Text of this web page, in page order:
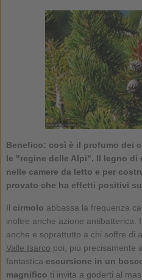
Benefico: così è il profumo dei
le "regine delle Alpi". Il legno
nelle camere da letto e per
provato che ha effetti positivi
Il cirmolo abbassa la frequenza
inoltre anche azione antibatterica.
anche e soprattutto a chi soffre di
Valle Isarco poi, più precisamente
fantastica escursione in un
magnifico ti invita a goderti al